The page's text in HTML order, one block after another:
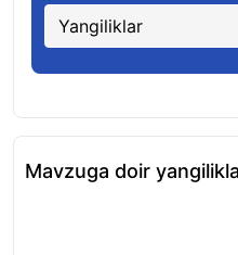
Yangiliklar
Mavzuga doir